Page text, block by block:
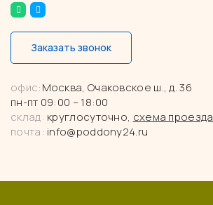
Заказать звонок
офис:Москва, Очаковское ш., д. 36
пн-пт 09:00 – 18:00
склад: круглосуточно, схема проезда
почта: info@poddony24.ru